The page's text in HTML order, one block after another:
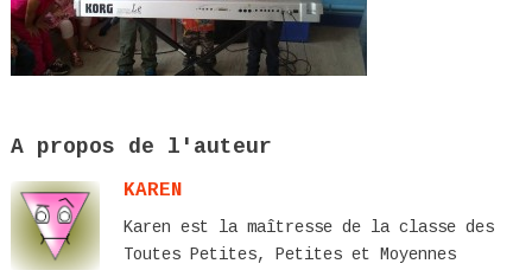
A propos de l'auteur
KAREN
Karen est la maîtresse de la classe des
Toutes Petites, Petites et Moyennes